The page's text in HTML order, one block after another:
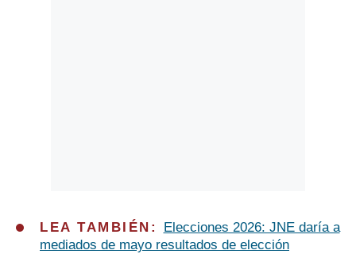
LEA TAMBIÉN:
Elecciones 2026: JNE daría a
mediados de mayo resultados de elección